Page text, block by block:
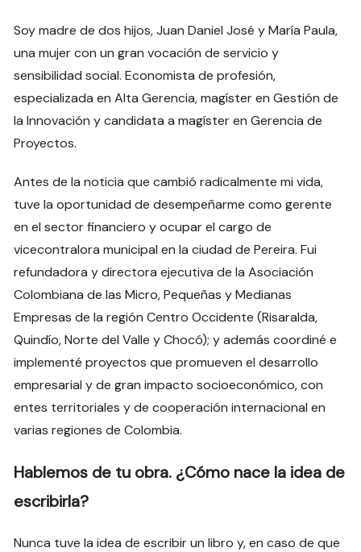
Soy madre de dos hijos, Juan Daniel José y María Paula,
una mujer con un gran vocación de servicio y
sensibilidad social. Economista de profesión,
especializada en Alta Gerencia, magíster en Gestión de
la Innovación y candidata a magíster en Gerencia de
Proyectos.
Antes de la noticia que cambió radicalmente mi vida,
tuve la oportunidad de desempeñarme como gerente
en el sector financiero y ocupar el cargo de
vicecontralora municipal en la ciudad de Pereira. Fui
refundadora y directora ejecutiva de la Asociación
Colombiana de las Micro, Pequeñas y Medianas
Empresas de la región Centro Occidente (Risaralda,
Quindío, Norte del Valle y Chocó); y además coordiné e
implementé proyectos que promueven el desarrollo
empresarial y de gran impacto socioeconómico, con
entes territoriales y de cooperación internacional en
varias regiones de Colombia.
Hablemos de tu obra. ¿Cómo nace la idea de
escribirla?
Nunca tuve la idea de escribir un libro y, en caso de que